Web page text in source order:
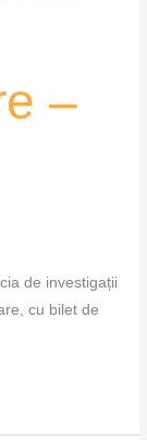
–
de investigații
cu bilet de